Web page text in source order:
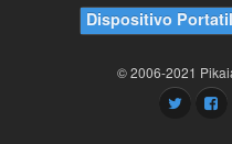
Dispositivo
© 2006-2021